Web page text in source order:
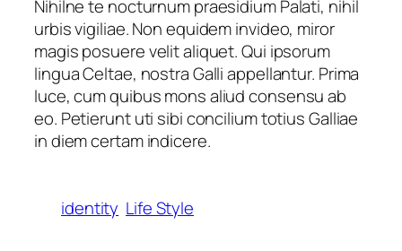
Nihilne te nocturnum praesidium Palati, nihil
urbis vigiliae. Non equidem invideo, miror
magis posuere velit aliquet. Qui ipsorum
lingua Celtae, nostra Galli appellantur. Prima
luce, cum quibus mons aliud consensu ab
eo. Petierunt uti sibi concilium totius Galliae
in diem certam indicere.
identity Life Style